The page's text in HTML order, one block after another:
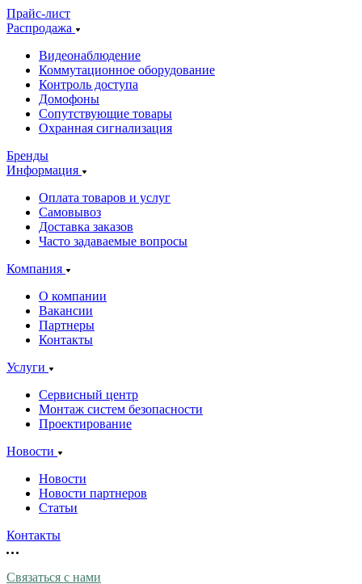
Прайс-лист
Распродажа
Видеонаблюдение
Коммутационное оборудование
Контроль доступа
Домофоны
Сопутствующие товары
Охранная сигнализация
Бренды
Информация
Оплата товаров и услуг
Самовывоз
Доставка заказов
Часто задаваемые вопросы
Компания
О компании
Вакансии
Партнеры
Контакты
Услуги
Сервисный центр
Монтаж систем безопасности
Проектирование
Новости
Новости
Новости партнеров
Статьи
Контакты
Связаться с нами